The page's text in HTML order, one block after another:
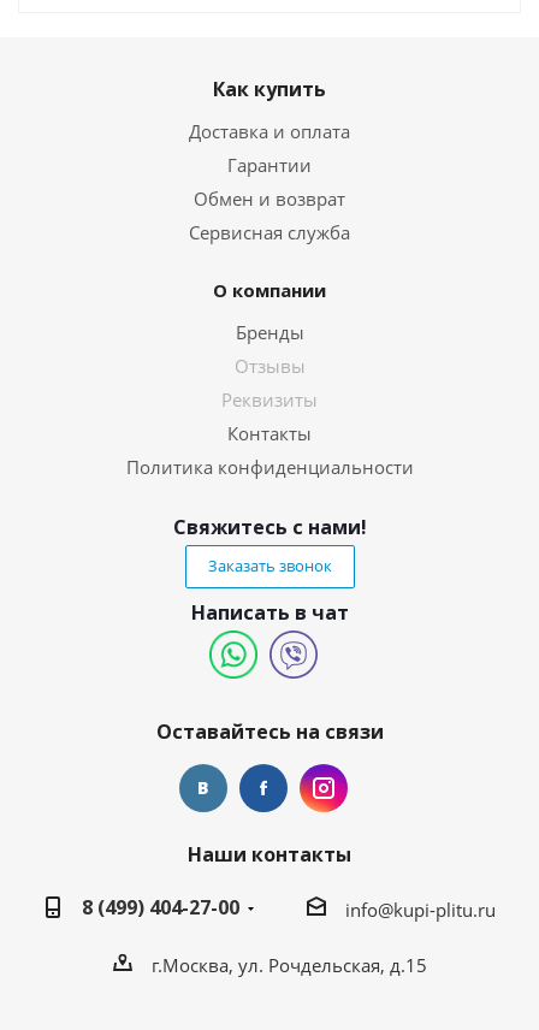
Как купить
Доставка и оплата
Гарантии
Обмен и возврат
Сервисная служба
О компании
Бренды
Отзывы
Реквизиты
Контакты
Политика конфиденциальности
Свяжитесь с нами!
Заказать звонок
Написать в чат
Оставайтесь на связи
Наши контакты
8 (499) 404-27-00
info@kupi-plitu.ru
г.Москва, ул. Рочдельская, д.15